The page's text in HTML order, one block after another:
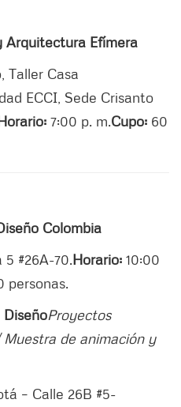
Arquitectura Efímera
Taller Casa
ECCI, Sede Crisanto
7:00 p. m.Cupo: 60
Colombia
5 #26A-70.Horario: 10:00
personas.
DiseñoProyectos
de animación y
– Calle 26B #5-